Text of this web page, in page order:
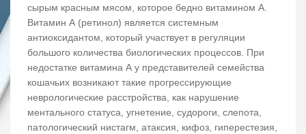
сырым красным мясом, которое бедно витамином А.
Витамин А (ретинол) является системным
антиоксидантом, который участвует в регуляции
большого количества биологических процессов. При
недостатке витамина А у представителей семейства
кошачьих возникают такие прогрессирующие
неврологические расстройства, как нарушение
ментального статуса, угнетение, судороги, слепота,
патологический нистагм, атаксия, кифоз, гиперестезия,